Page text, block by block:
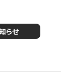
らせ